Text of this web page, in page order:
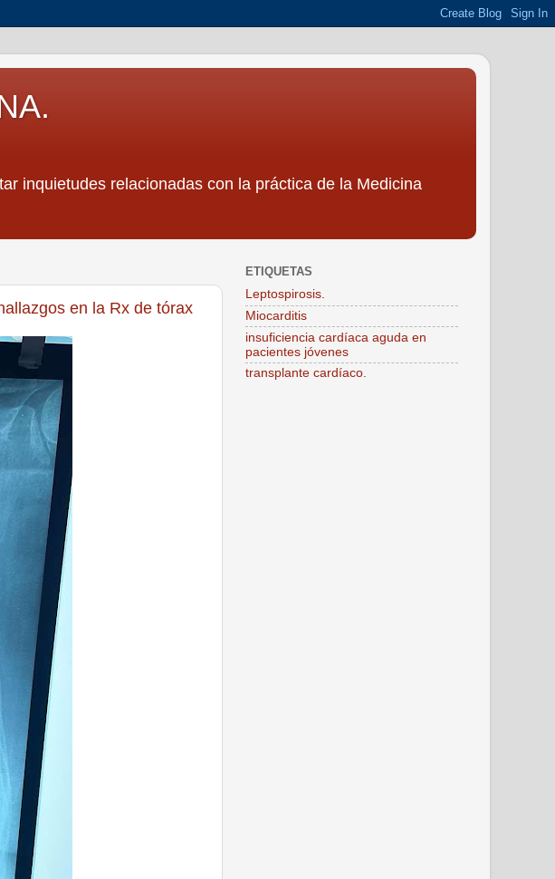
inquietudes relacionadas con la práctica de la Medicina
en la Rx de tórax
ETIQUETAS
Leptospirosis.
Miocarditis
insuficiencia cardíaca aguda en
pacientes jóvenes
transplante cardíaco.